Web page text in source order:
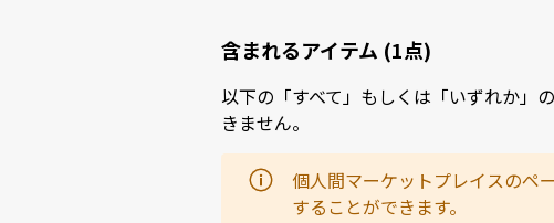
含まれるアイテム (1点)
以下の「すべて」もしくは「いずれか」
きません。
個人間マーケットプレイスのペ
することができます。